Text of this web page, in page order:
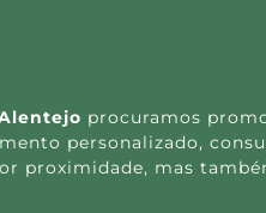
procuramos
personalizado,
proximidade, mas